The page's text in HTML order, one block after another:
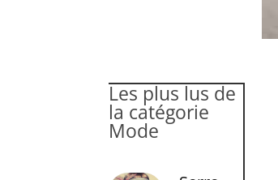
Les plus lus de
la catégorie
Mode